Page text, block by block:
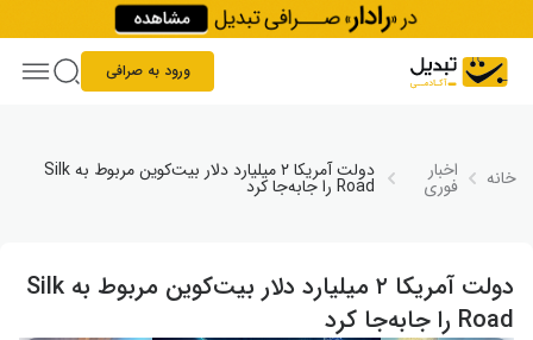
Skip to content
ورود به صرافی
خانه اخبار
فوری
دولت آمریکا ۲ میلیارد دلار بیت‌کوین مربوط به Silk
Road را جابه‌جا کرد
دولت آمریکا ۲ میلیارد دلار بیت‌کوین مربوط به Silk
Road را جابه‌جا کرد